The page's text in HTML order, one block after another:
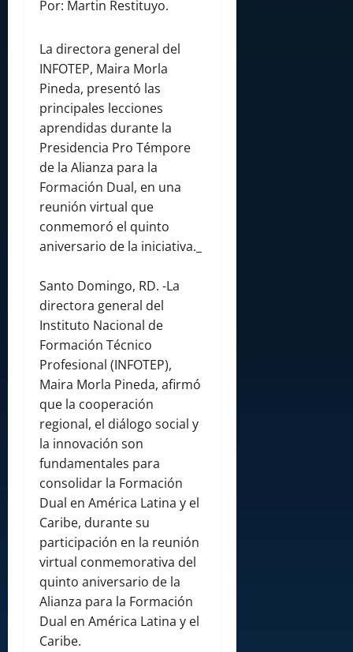
Por: Martin Restituyo.
La directora general del
INFOTEP, Maira Morla
Pineda, presentó las
principales lecciones
aprendidas durante la
Presidencia Pro Témpore
de la Alianza para la
Formación Dual, en una
reunión virtual que
conmemoró el quinto
aniversario de la iniciativa._
Santo Domingo, RD. -La
directora general del
Instituto Nacional de
Formación Técnico
Profesional (INFOTEP),
Maira Morla Pineda, afirmó
que la cooperación
regional, el diálogo social y
la innovación son
fundamentales para
consolidar la Formación
Dual en América Latina y el
Caribe, durante su
participación en la reunión
virtual conmemorativa del
quinto aniversario de la
Alianza para la Formación
Dual en América Latina y el
Caribe.